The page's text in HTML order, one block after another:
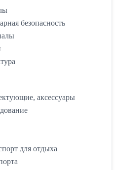
безопасность
аксессуары
для отдыха